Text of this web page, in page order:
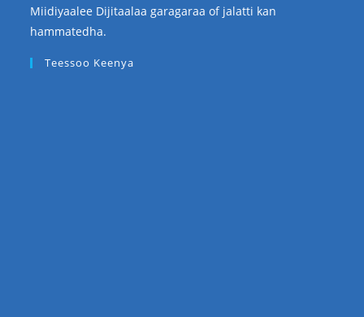
Miidiyaalee Dijitaalaa garagaraa of jalatti kan
hammatedha.
Teessoo Keenya